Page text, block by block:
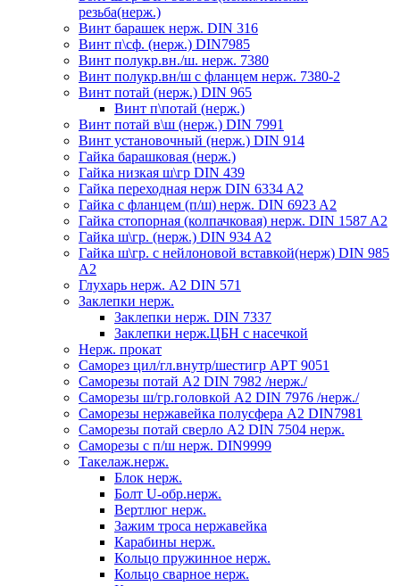
резьба(нерж.)
Винт барашек нерж. DIN 316
Винт п\сф. (нерж.) DIN7985
Винт полукр.вн./ш. нерж. 7380
Винт полукр.вн/ш с фланцем нерж. 7380-2
Винт потай (нерж.) DIN 965
Винт п\потай (нерж.)
Винт потай в\ш (нерж.) DIN 7991
Винт установочный (нерж.) DIN 914
Гайка барашковая (нерж.)
Гайка низкая ш\гр DIN 439
Гайка переходная нерж DIN 6334 A2
Гайка с фланцем (п/ш) нерж. DIN 6923 A2
Гайка стопорная (колпачковая) нерж. DIN 1587 A2
Гайка ш\гр. (нерж.) DIN 934 A2
Гайка ш\гр. с нейлоновой вставкой(нерж) DIN 985
A2
Глухарь нерж. А2 DIN 571
Заклепки нерж.
Заклепки нерж. DIN 7337
Заклепки нерж.ЦБН с насечкой
Нерж. прокат
Саморез цил/гл.внутр/шестигр АРТ 9051
Саморезы потай А2 DIN 7982 /нерж./
Саморезы ш/гр.головкой А2 DIN 7976 /нерж./
Саморезы нержавейка полусфера А2 DIN7981
Саморезы потай сверло А2 DIN 7504 нерж.
Саморезы с п/ш нерж. DIN9999
Такелаж.нерж.
Блок нерж.
Болт U-обр.нерж.
Вертлюг нерж.
Зажим троса нержавейка
Карабины нерж.
Кольцо пружинное нерж.
Кольцо сварное нерж.